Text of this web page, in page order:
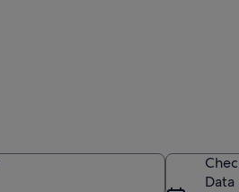
Data